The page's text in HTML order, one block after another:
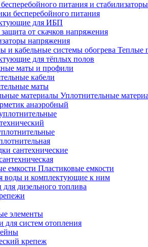
бесперебойного питания
для ИБП
защита от скачков напряжения
напряжения
Теплые
для тёплых полов
маты и профили
кабели
маты
Уплотнительные
анаэробный
сантехнические
Пластиковые емкости
воды и комплектующие к ним
для дизельного топлива
элементы
для систем отопления
крепеж